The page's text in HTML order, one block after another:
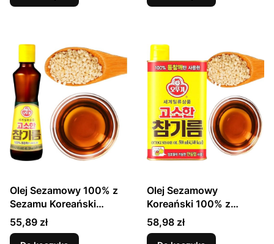
Olej Sezamowy 100% z
Sezamu Koreański
320ml OTTOGI
Cena
55,89 zł
Olej Sezamowy
Koreański 100% z
Prażonych Ziaren 500ml
OTTOGI
Cena
58,98 zł